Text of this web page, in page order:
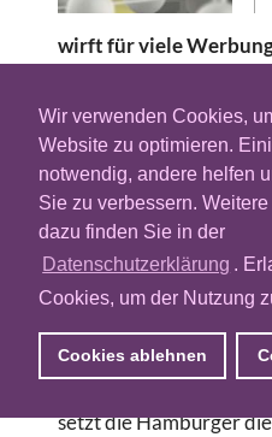
Wir verwenden Cookies,
Website zu optimieren.
notwendig, andere helfen
Sie zu verbessern.
dazu finden Sie in der
Datenschutzerklärung .
Cookies, um der Nutzung
Cookies ablehnen
wirft für viele
Björn Wenzel,
von der Influencer-
Shareman räumt mit
denen er sich
Lucky Shareman ist
Marketing aus Hamburg
Beratungs- und
und Agenturen, die
Kampagnen realisieren
setzt die Hamburger